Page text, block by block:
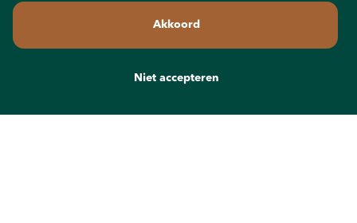
Sales
Transport
Contact
Akkoord
Niet accepteren